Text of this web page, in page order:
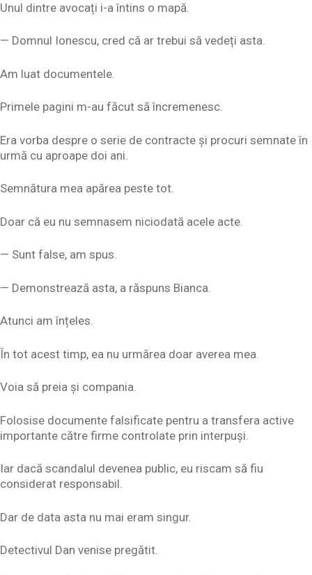
Unul dintre avocați i-a întins o mapă.
— Domnul Ionescu, cred că ar trebui să vedeți asta.
Am luat documentele.
Primele pagini m-au făcut să încremenesc.
Era vorba despre o serie de contracte și procuri semnate în
urmă cu aproape doi ani.
Semnătura mea apărea peste tot.
Doar că eu nu semnasem niciodată acele acte.
— Sunt false, am spus.
— Demonstrează asta, a răspuns Bianca.
Atunci am înțeles.
În tot acest timp, ea nu urmărea doar averea mea.
Voia să preia și compania.
Folosise documente falsificate pentru a transfera active
importante către firme controlate prin interpuși.
Iar dacă scandalul devenea public, eu riscam să fiu
considerat responsabil.
Dar de data asta nu mai eram singur.
Detectivul Dan venise pregătit.